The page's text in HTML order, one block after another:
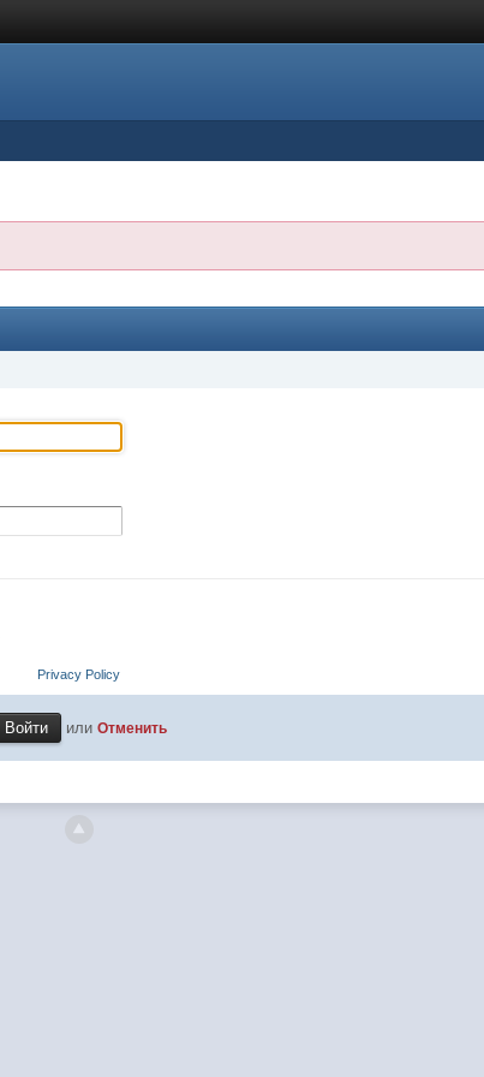
Privacy Policy
или Отменить